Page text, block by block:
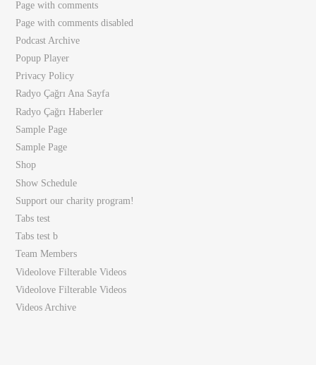
Page with comments
Page with comments disabled
Podcast Archive
Popup Player
Privacy Policy
Radyo Çağrı Ana Sayfa
Radyo Çağrı Haberler
Sample Page
Sample Page
Shop
Show Schedule
Support our charity program!
Tabs test
Tabs test b
Team Members
Videolove Filterable Videos
Videolove Filterable Videos
Videos Archive